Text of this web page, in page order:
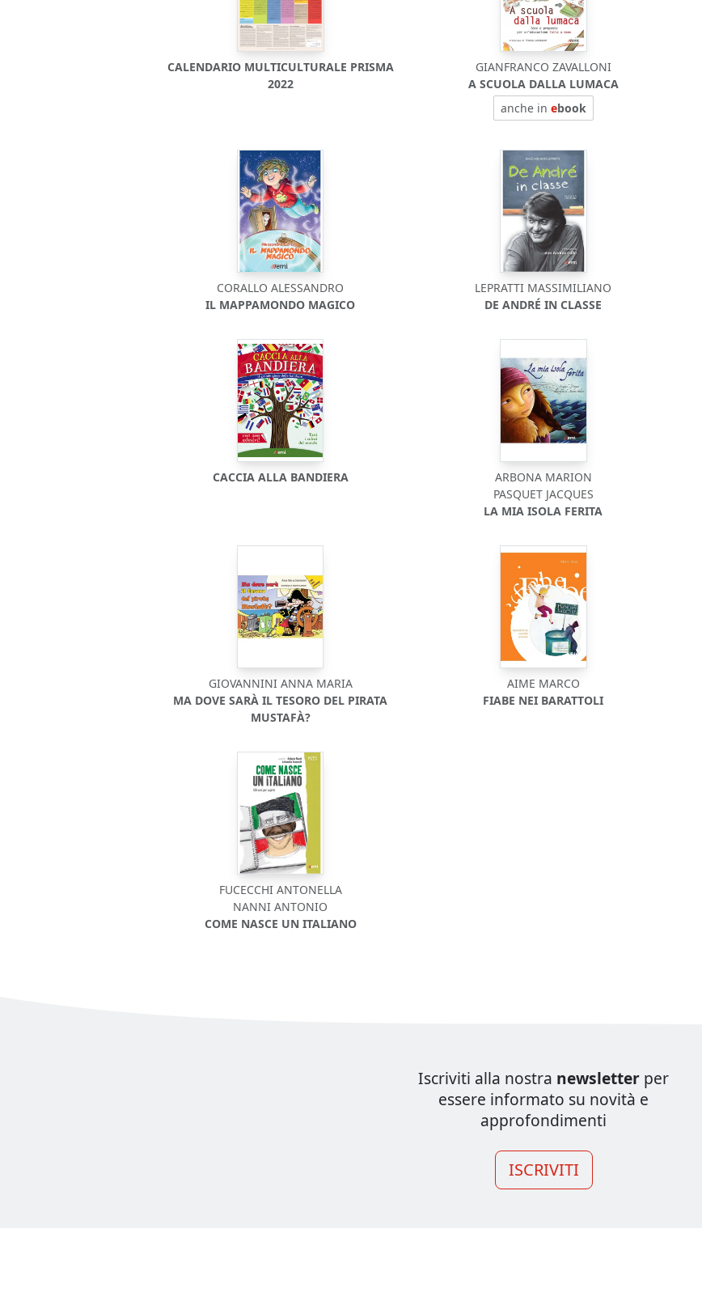
CALENDARIO MULTICULTURALE PRISMA
2022
GIANFRANCO ZAVALLONI
A SCUOLA DALLA LUMACA
anche in ebook
CORALLO ALESSANDRO
IL MAPPAMONDO MAGICO
LEPRATTI MASSIMILIANO
DE ANDRÉ IN CLASSE
CACCIA ALLA BANDIERA
ARBONA MARION
PASQUET JACQUES
LA MIA ISOLA FERITA
GIOVANNINI ANNA MARIA
MA DOVE SARÀ IL TESORO DEL PIRATA
MUSTAFÀ?
AIME MARCO
FIABE NEI BARATTOLI
FUCECCHI ANTONELLA
NANNI ANTONIO
COME NASCE UN ITALIANO
Iscriviti alla nostra newsletter per
essere informato su novità e
approfondimenti
ISCRIVITI